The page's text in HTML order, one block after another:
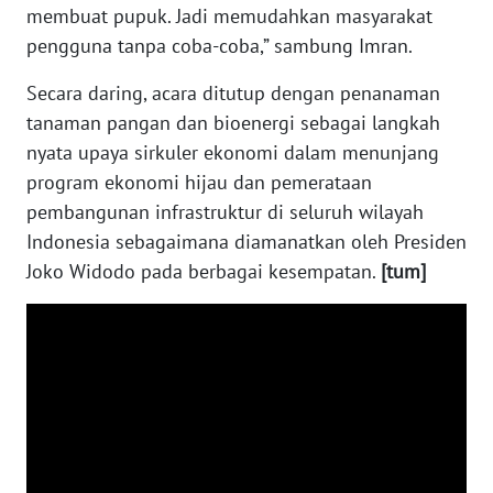
membuat pupuk. Jadi memudahkan masyarakat
pengguna tanpa coba-coba,” sambung Imran.
Secara daring, acara ditutup dengan penanaman
tanaman pangan dan bioenergi sebagai langkah
nyata upaya sirkuler ekonomi dalam menunjang
program ekonomi hijau dan pemerataan
pembangunan infrastruktur di seluruh wilayah
Indonesia sebagaimana diamanatkan oleh Presiden
Joko Widodo pada berbagai kesempatan. [tum]
WN
WN
KALSEL
WN
KALTIM
SULSEL